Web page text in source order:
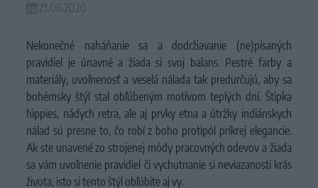
21.06.2020
Nekonečné naháňanie sa a dodržiavanie (ne)písaných
pravidiel je únavné a žiada si svoj balans. Pestré farby a
materiály, uvoľnenosť a veselá nálada tak predurčujú, aby sa
bohémsky štýl stal obľúbeným motívom teplých dní. Štipka
hippies, nádych retra, ale aj prvky etna a útržky indiánskych
nálad sú presne to, čo robí z boho protipól príkrej elegancie.
Ak ste unavené zo strojenej módy pracovných odevov a žiada
sa vám uvoľnenie pravidiel či vychutnanie si neviazanosti krás
života, isto si tento štýl obľúbite aj vy.